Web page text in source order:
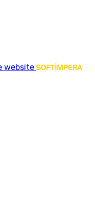
website